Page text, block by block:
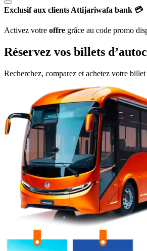
Exclusif aux clients Attijariwafa bank 💳
Activez votre offre grâce au code promo
Réservez vos billets
Recherchez, comparez et achetez votre billet